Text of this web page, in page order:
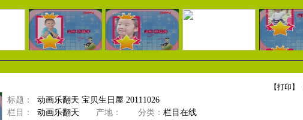
【打印 】
标题：
动画乐翻天 宝贝生日屋 20111026
栏目：
动画乐翻天 产地： 分类： 栏目在线